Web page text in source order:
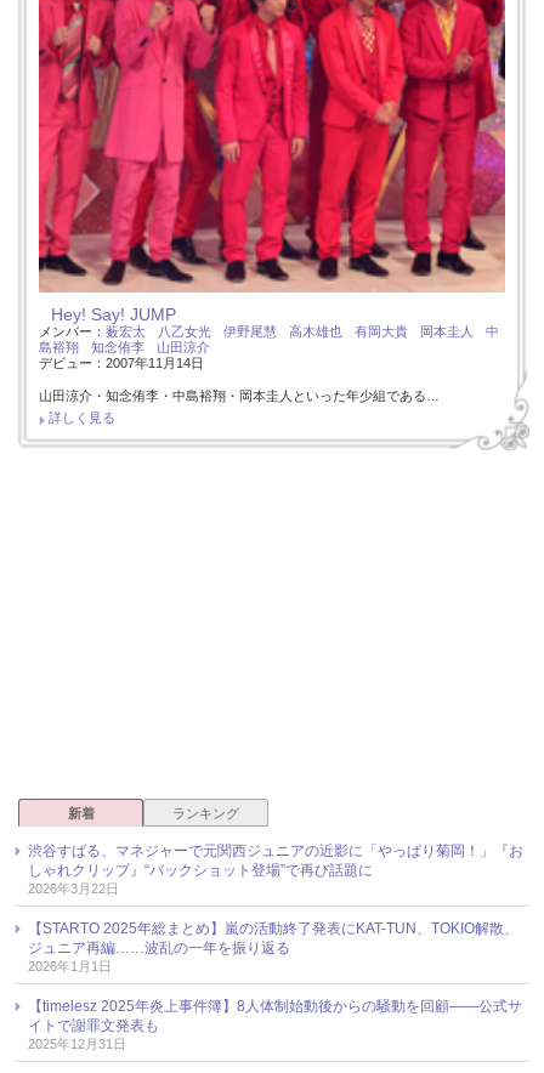
Hey! Say! JUMP
メンバー： 薮宏太 八乙女光 伊野尾慧 高木雄也 有岡大貴 岡本圭人
中
島裕翔
知念侑李
山田涼介
デビュー：2007年11月14日
山田涼介・知念侑李・中島裕翔・岡本圭人といった年少組である…
詳しく見る
新着 ランキング
渋谷すばる、マネジャーで元関西ジュニアの近影に「やっぱり菊岡！」『お
しゃれクリップ』“バックショット登場”で再び話題に
2026年3月22日
【STARTO 2025年総まとめ】嵐の活動終了発表にKAT-TUN、TOKIO解散、
ジュニア再編……波乱の一年を振り返る
2026年1月1日
【timelesz 2025年炎上事件簿】8人体制始動後からの騒動を回顧――公式サ
イトで謝罪文発表も
2025年12月31日